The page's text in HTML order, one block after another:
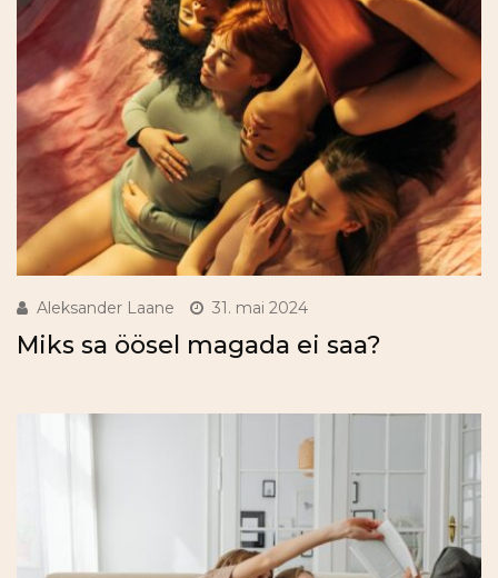
Aleksander Laane 31. mai 2024
Miks sa öösel magada ei saa?